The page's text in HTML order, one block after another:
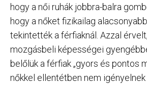
hogy a női ruhák jobbra-balra
hogy a nőket fizikailag
tekintették a férfiaknál. Azzal
mozgásbeli képességei
belőlük a férfiak „gyors és pontos
nőkkel ellentétben nem